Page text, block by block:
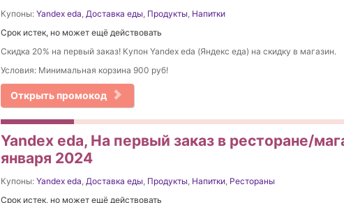
Купоны: Yandex eda, Доставка еды, Продукты, Напитки
Срок истек, но может ещё действовать
Скидка 20% на первый заказ! Купон Yandex eda (Яндекс еда) на скидку в магазин.
Условия: Минимальная корзина 900 руб!
Открыть промокод
Yandex eda, На первый заказ в ресторане/
января 2024
Купоны: Yandex eda, Доставка еды, Продукты, Напитки, Рестораны
Срок истек, но может ещё действовать